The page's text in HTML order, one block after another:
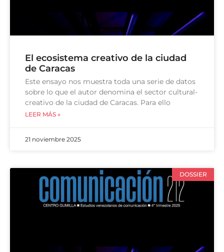
El ecosistema creativo de la ciudad
de Caracas
Este ensayo nos muestra toda una serie de datos
sobre lo que el autor denomina el sector cultural-
creativo de la ciudad de Caracas. Para ello
LEER MÁS »
21 noviembre 2025
DOSSIER